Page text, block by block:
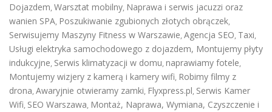
Dojazdem, Warsztat mobilny, Naprawa i serwis jacuzzi oraz
wanien SPA, Poszukiwanie zgubionych złotych obrączek,
Serwisujemy Maszyny Fitness w Warszawie, Agencja SEO, Taxi,
Usługi elektryka samochodowego z dojazdem, Montujemy płyty
indukcyjne, Serwis klimatyzacji w domu, naprawiamy fotele,
Montujemy wizjery z kamerą i kamery wifi, Robimy filmy z
drona, Awaryjnie otwieramy zamki, Flyxpress.pl, Serwis Kamer
Wifi, SEO Warszawa, Montaż, Naprawa, Wymiana, Czyszczenie i